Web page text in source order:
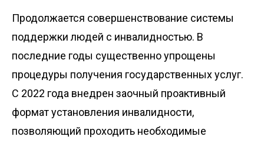
Продолжается совершенствование системы
поддержки людей с инвалидностью. В
последние годы существенно упрощены
процедуры получения государственных услуг.
С 2022 года внедрен заочный проактивный
формат установления инвалидности,
позволяющий проходить необходимые